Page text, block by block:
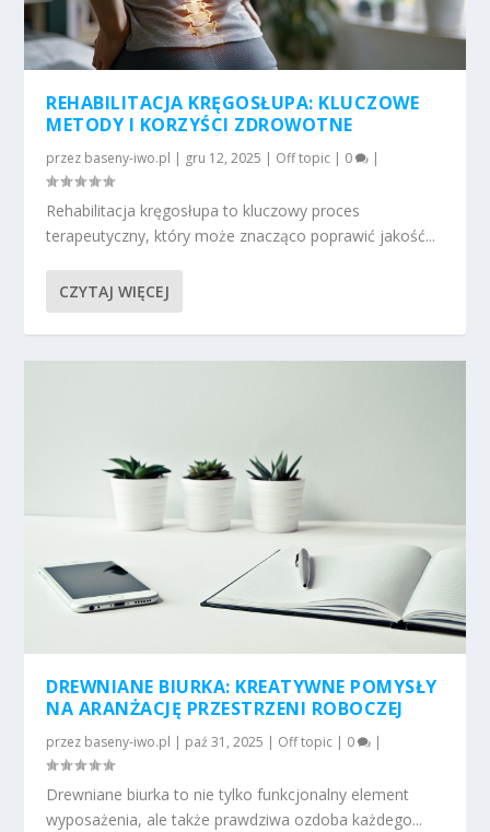
REHABILITACJA KRĘGOSŁUPA: KLUCZOWE
METODY I KORZYŚCI ZDROWOTNE
przez baseny-iwo.pl | gru 12, 2025 | Off topic | 0 |
Rehabilitacja kręgosłupa to kluczowy proces
terapeutyczny, który może znacząco poprawić jakość...
CZYTAJ WIĘCEJ
DREWNIANE BIURKA: KREATYWNE POMYSŁY
NA ARANŻACJĘ PRZESTRZENI ROBOCZEJ
przez baseny-iwo.pl | paź 31, 2025 | Off topic | 0 |
Drewniane biurka to nie tylko funkcjonalny element
wyposażenia, ale także prawdziwa ozdoba każdego...